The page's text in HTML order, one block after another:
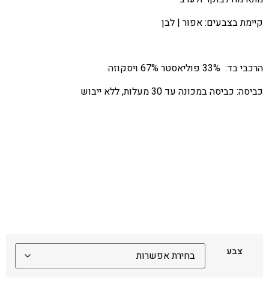
קיימת בצבעים: אפור | לבן
הרכבי בד: 33% פוליאסטר 67% ויסקוזה
כביסה: כביסה במכונה עד 30 מעלות, ללא ייבוש
צבע